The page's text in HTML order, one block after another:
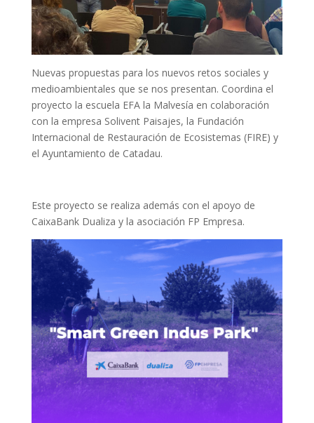
Nuevas propuestas para los nuevos retos sociales y
medioambientales que se nos presentan. Coordina el
proyecto la escuela EFA la Malvesía en colaboración
con la empresa Solivent Paisajes, la Fundación
Internacional de Restauración de Ecosistemas (FIRE) y
el Ayuntamiento de Catadau.
Este proyecto se realiza además con el apoyo de
CaixaBank Dualiza y la asociación FP Empresa.